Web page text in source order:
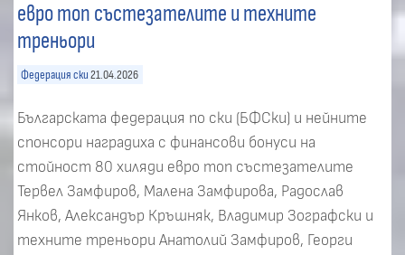
евро топ състезателите и техните
треньори
Федерация ски 21.04.2026
Българската федерация по ски (БФСки) и нейните
спонсори наградиха с финансови бонуси на
стойност 80 хиляди евро топ състезателите
Тервел Замфиров, Малена Замфирова, Радослав
Янков, Александър Кръшняк, Владимир Зографски и
техните треньори Анатолий Замфиров, Георги